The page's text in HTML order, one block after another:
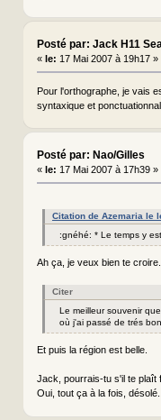
Posté par: Jack H11
« le: 17 Mai 2007 à 19h17 »
Pour l'orthographe, je vais
syntaxique et
Posté par: Nao/Gilles
« le: 17 Mai 2007 à 17h39 »
Citation de Azemaria le
:gnéhé: * Le temps y
Ah ça, je veux bien te
Citer
Le meilleur souvenir
où j'ai passé de trés
Et puis la région est belle.
Jack, pourrais-tu s'il te plaît
Oui, tout ça à la fois,